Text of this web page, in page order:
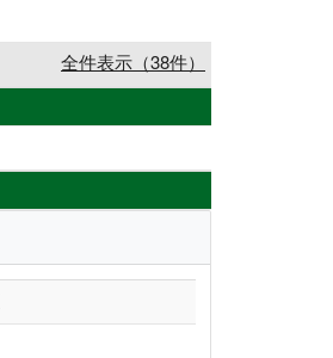
全件表示（38件）